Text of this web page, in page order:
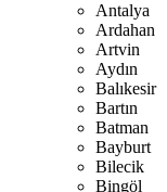
Antalya
Ardahan
Artvin
Aydın
Balıkesir
Bartın
Batman
Bayburt
Bilecik
Bingöl